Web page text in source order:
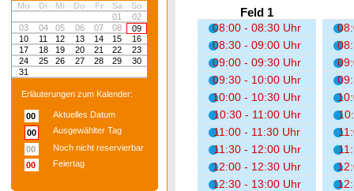
Mo Di Mi Do Fr Sa
So
01
02
03
04 05 06 07 08
09
10
11 12 13 14 15
16
17
18 19 20 21 22
23
24
25 26 27 28 29
30
31
Erläuterungen zum Kalender:
00
Aktuelles Datum
00
Ausgewählter Tag
00
Noch nicht reservierbar
00
Feiertag
Feld 1
08:00 - 08:30 Uhr
08:30 - 09:00 Uhr
09:00 - 09:30 Uhr
09:30 - 10:00 Uhr
10:00 - 10:30 Uhr
10:30 - 11:00 Uhr
11:00 - 11:30 Uhr
11:30 - 12:00 Uhr
12:00 - 12:30 Uhr
12:30 - 13:00 Uhr